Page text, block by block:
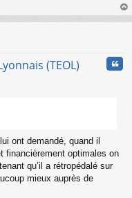
au
(TEOL)
ont demandé, quand il
financièrement optimales on
qu’il a rétropédalé sur
mieux auprès de